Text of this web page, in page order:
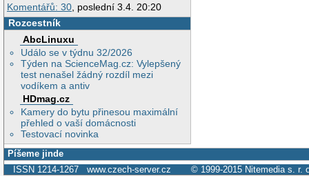
Komentářů: 30 , poslední 3.4. 20:20
Rozcestník
AbcLinuxu
Událo se v týdnu 32/2026
Týden na ScienceMag.cz: Vylepšený
test nenašel žádný rozdíl mezi
vodíkem a antiv
HDmag.cz
Kamery do bytu přinesou maximální
přehled o vaší domácnosti
Testovací novinka
Píšeme jinde
ISSN 1214-1267 www.czech-server.cz © 1999-2015 Nitemedia s. r.